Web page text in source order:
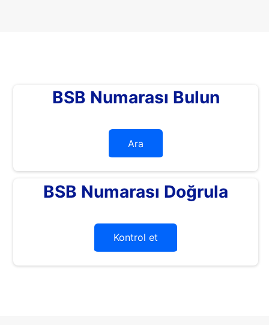
BSB Numarası Bulun
Ara
BSB Numarası Doğrula
Kontrol et